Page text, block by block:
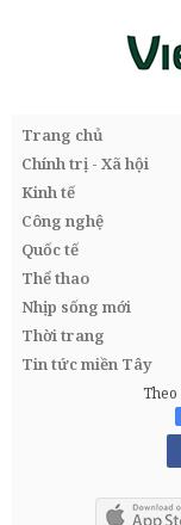
Trang chủ
Chính trị - Xã hội
Kinh tế
Công nghệ
Quốc tế
Thể thao
Nhịp sống mới
Thời trang
Tin tức miền Tây